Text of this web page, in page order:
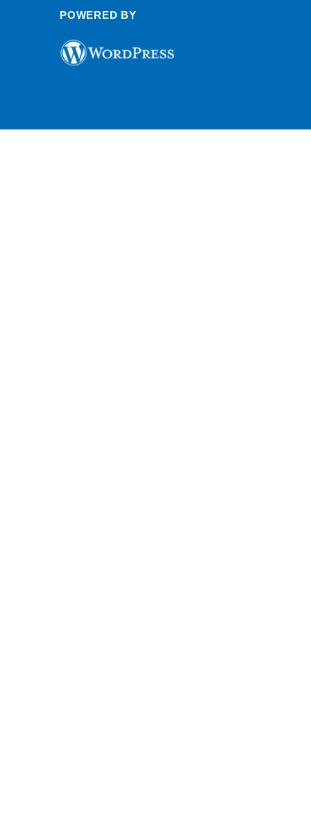
POWERED BY